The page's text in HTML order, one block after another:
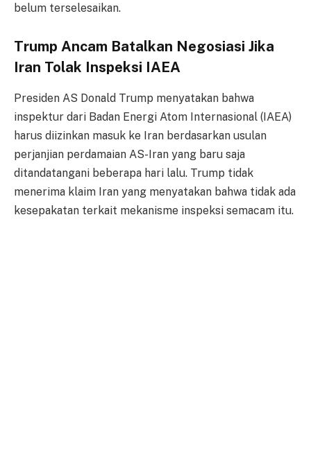
belum terselesaikan.
Trump Ancam Batalkan Negosiasi Jika
Iran Tolak Inspeksi IAEA
Presiden AS Donald Trump menyatakan bahwa
inspektur dari Badan Energi Atom Internasional (IAEA)
harus diizinkan masuk ke Iran berdasarkan usulan
perjanjian perdamaian AS-Iran yang baru saja
ditandatangani beberapa hari lalu. Trump tidak
menerima klaim Iran yang menyatakan bahwa tidak ada
kesepakatan terkait mekanisme inspeksi semacam itu.